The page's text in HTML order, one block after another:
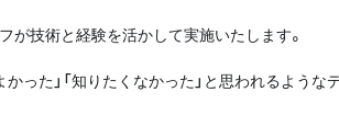
が技術と経験を活かして実施いたします。
った」「知りたくなかった」と思われるよう